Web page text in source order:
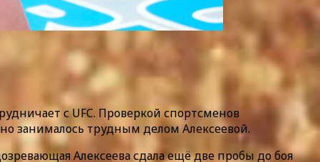
с UFC. Проверкой спортсменов
занималось трудным делом Алексеевой.
Алексеева сдала ещё две пробы до боя